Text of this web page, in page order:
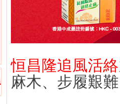
恒昌隆追風活
麻木、步履艱